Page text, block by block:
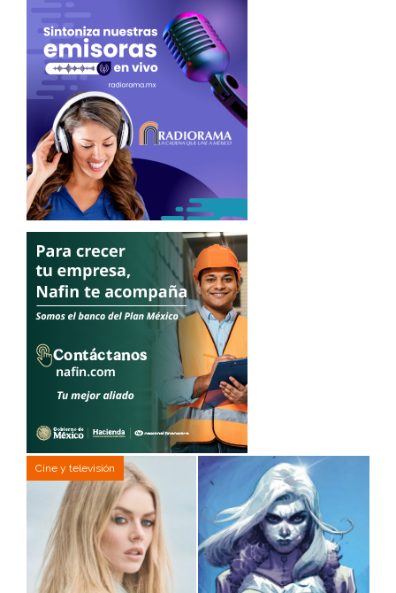
Cine y televisión